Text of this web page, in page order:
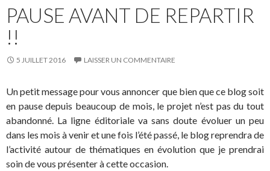
PAUSE AVANT DE REPARTIR
!!
5 JUILLET 2016 LAISSER UN COMMENTAIRE
Un petit message pour vous annoncer que bien que ce blog soit
en pause depuis beaucoup de mois, le projet n’est pas du tout
abandonné. La ligne éditoriale va sans doute évoluer un peu
dans les mois à venir et une fois l’été passé, le blog reprendra de
l’activité autour de thématiques en évolution que je prendrai
soin de vous présenter à cette occasion.